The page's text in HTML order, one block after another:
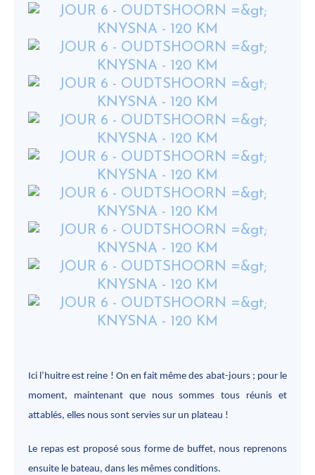
Ici l’huitre est reine ! On en fait même des abat-jours ; pour le
moment, maintenant que nous sommes tous réunis et
attablés, elles nous sont servies sur un plateau !
Le repas est proposé sous forme de buffet, nous reprenons
ensuite le bateau, dans les mêmes conditions.